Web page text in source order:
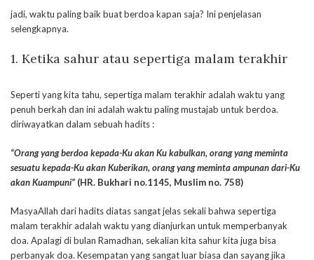
jadi, waktu paling baik buat berdoa kapan saja? Ini penjelasan
selengkapnya.
1. Ketika sahur atau sepertiga malam terakhir
Seperti yang kita tahu, sepertiga malam terakhir adalah waktu yang
penuh berkah dan ini adalah waktu paling mustajab untuk berdoa.
diriwayatkan dalam sebuah hadits :
“Orang yang berdoa kepada-Ku akan Ku kabulkan, orang yang meminta
sesuatu kepada-Ku akan Kuberikan, orang yang meminta ampunan dari-Ku
akan Kuampuni” (HR. Bukhari no.1145, Muslim no. 758)
MasyaAllah dari hadits diatas sangat jelas sekali bahwa sepertiga
malam terakhir adalah waktu yang dianjurkan untuk memperbanyak
doa. Apalagi di bulan Ramadhan, sekalian kita sahur kita juga bisa
perbanyak doa. Kesempatan yang sangat luar biasa dan sayang jika